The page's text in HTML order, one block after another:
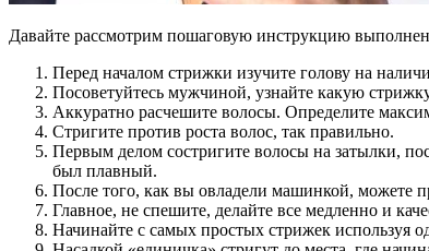
Давайте рассмотрим пошаговую инструкцию
Перед началом стрижки изучите голову на
Посоветуйтесь мужчиной, узнайте какую
Аккуратно расчешите волосы. Определите
Стригите против роста волос, так правильно.
Первым делом состригите волосы на затылки,
был плавный.
После того, как вы овладели машинкой, можете
Главное, не спешите, делайте все медленно и
Начинайте с самых простых стрижек используя